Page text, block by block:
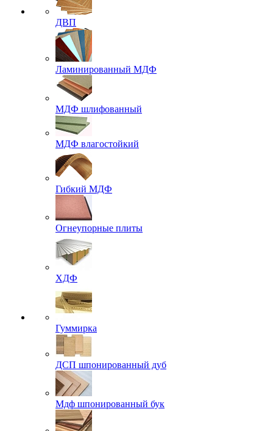
ДВП
Ламинированный МДФ
МДФ шлифованный
МДФ влагостойкий
Гибкий МДФ
Огнеупорные плиты
ХДФ
Гуммирка
ДСП шпонированный дуб
Мдф шпонированный бук